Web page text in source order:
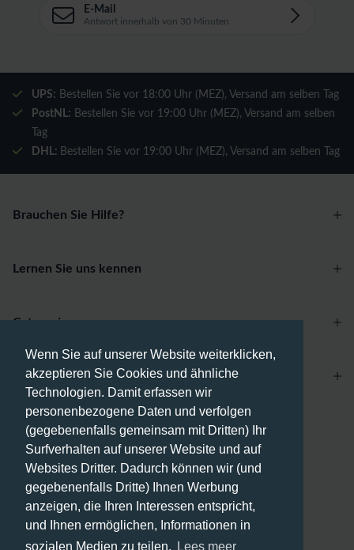
Wenn Sie auf unserer Website weiterklicken,
akzeptieren Sie Cookies und ähnliche
Technologien. Damit erfassen wir
personenbezogene Daten und verfolgen
(gegebenenfalls gemeinsam mit Dritten) Ihr
Surfverhalten auf unserer Website und auf
Websites Dritter. Dadurch können wir (und
gegebenenfalls Dritte) Ihnen Werbung
anzeigen, die Ihren Interessen entspricht,
und Ihnen ermöglichen, Informationen in
sozialen Medien zu teilen.
Lees meer
E-Mail
Antwort innerhalb von 30 Minuten
UPS: Bestellen Sie vor 18:00 Uhr (MEZ), Versand am selben Tag
PostNL: Bestellen Sie vor 19:00 Uhr (MEZ), Versand am selben
Tag
DHL: Bestellen Sie vor 19:00 Uhr (MEZ), Versand am selben Tag
Brauchen Sie Hilfe?
Lernen Sie uns kennen
Zahlungsmethoden
Versandmethoden
Categories
Account